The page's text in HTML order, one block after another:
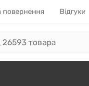
повернення Відгуки